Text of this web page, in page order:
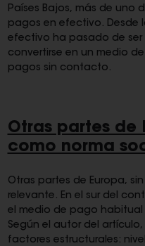
Países Bajos, más de uno
pagos en efectivo. Desde
efectivo ha pasado de ser
convertirse en un medio
pagos sin contacto.
Otras partes de
como norma
Otras partes de Europa,
relevante. En el sur del
el medio de pago habitual
Según el autor del artículo,
factores estructurales: